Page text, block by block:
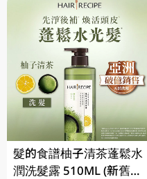
髮的食譜柚子清茶蓬鬆水
潤洗髮露 510ML (新舊包